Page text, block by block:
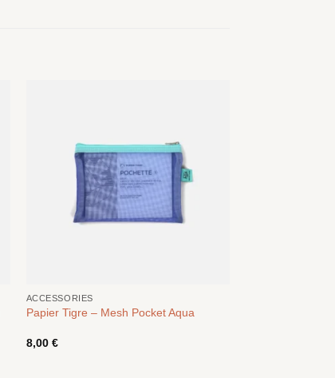
ACCESSORIES
Papier Tigre – Mesh Pocket Aqua
8,00 €